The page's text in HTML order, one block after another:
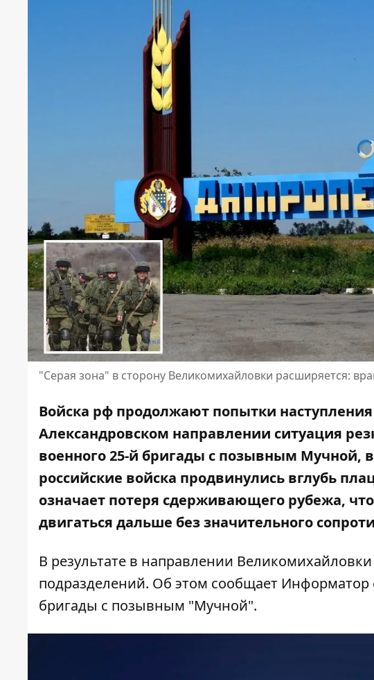
"Серая зона" в сторону Великомихайловки расширяется:
Войска рф продолжают попытки
Александровском направлении ситуация
военного 25-й бригады с позывным Мучной,
российские войска продвинулись вглубь
означает потеря сдерживающего рубежа,
двигаться дальше без значительного
В результате в направлении
подразделений. Об этом сообщает Информатор
бригады с позывным "Мучной".